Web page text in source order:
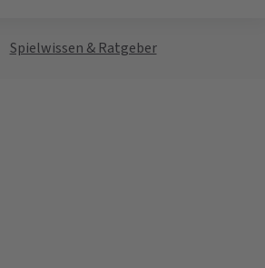
Spielwissen & Ratgeber